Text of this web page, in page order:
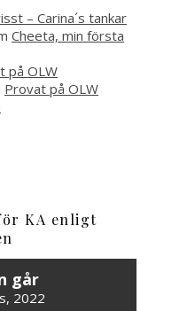
– Carina´s tankar
Cheeta, min första
på OLW
Provat på OLW
KA enligt
går
2022